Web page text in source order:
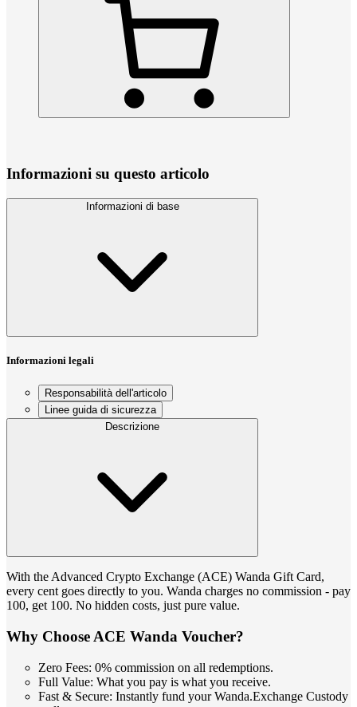
Informazioni su questo articolo
Informazioni di base
Informazioni legali
Responsabilità dell'articolo
Linee guida di sicurezza
Descrizione
With the Advanced Crypto Exchange (ACE) Wanda Gift Card,
every cent goes directly to you. Wanda charges no commission - pay
100, get 100. No hidden costs, just pure value.
Why Choose ACE Wanda Voucher?
Zero Fees: 0% commission on all redemptions.
Full Value: What you pay is what you receive.
Fast & Secure: Instantly fund your Wanda.Exchange Custody